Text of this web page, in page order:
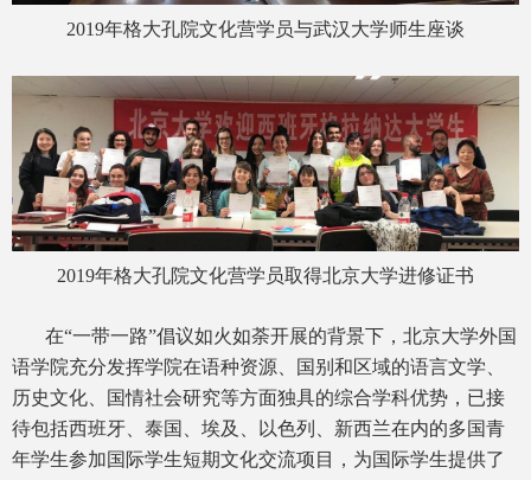
2019年格大孔院文化营学员与武汉大学师生座谈
2019年格大孔院文化营学员取得北京大学进修证书
在“一带一路”倡议如火如荼开展的背景下，北京大学外国
语学院充分发挥学院在语种资源、国别和区域的语言文学、
历史文化、国情社会研究等方面独具的综合学科优势，已接
待包括西班牙、泰国、埃及、以色列、新西兰在内的多国青
年学生参加国际学生短期文化交流项目，为国际学生提供了